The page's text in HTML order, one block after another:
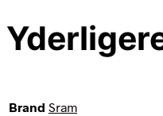
Brand Sram